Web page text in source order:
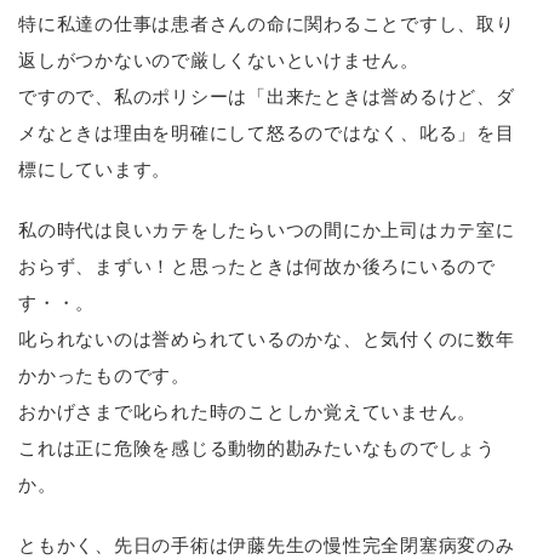
特に私達の仕事は患者さんの命に関わることですし、取り
返しがつかないので厳しくないといけません。
ですので、私のポリシーは「出来たときは誉めるけど、ダ
メなときは理由を明確にして怒るのではなく、叱る」を目
標にしています。
私の時代は良いカテをしたらいつの間にか上司はカテ室に
おらず、まずい！と思ったときは何故か後ろにいるので
す・・。
叱られないのは誉められているのかな、と気付くのに数年
かかったものです。
おかげさまで叱られた時のことしか覚えていません。
これは正に危険を感じる動物的勘みたいなものでしょう
か。
ともかく、先日の手術は伊藤先生の慢性完全閉塞病変のみ